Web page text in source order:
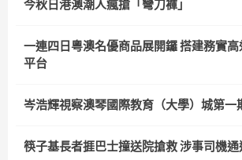
今秋日港澳潮人瘋搶「彎刀褲」
一連四日粵澳名優商品展開鑼 搭建務實
平台
岑浩輝視察澳琴國際教育（大學）城第一
筷子基長者捱巴士撞送院搶救 涉事司機